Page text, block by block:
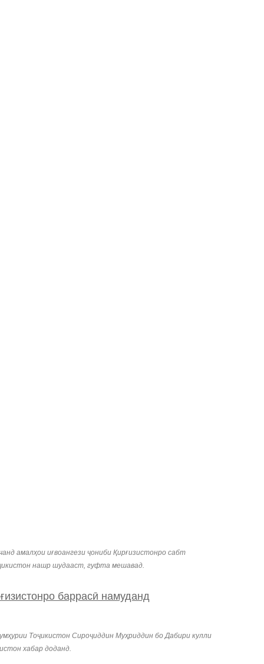
амалҳои иғвоангези ҷониби Қирғизистонро сабт
нашр шудааст, гуфта мешавад.
баррасӣ намуданд
Тоҷикистон Сироҷиддин Муҳриддин бо Дабири кулли
хабар доданд.